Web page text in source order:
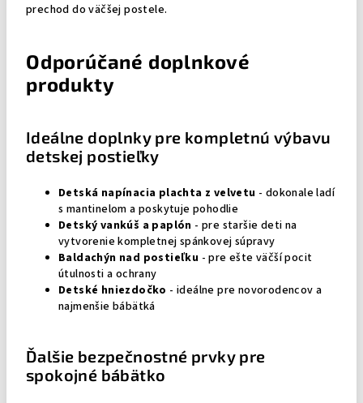
prechod do väčšej postele.
Odporúčané doplnkové
produkty
Ideálne doplnky pre kompletnú výbavu
detskej postieľky
Detská napínacia plachta z velvetu - dokonale ladí
s mantinelom a poskytuje pohodlie
Detský vankúš a paplón - pre staršie deti na
vytvorenie kompletnej spánkovej súpravy
Baldachýn nad postieľku - pre ešte väčší pocit
útulnosti a ochrany
Detské hniezdočko - ideálne pre novorodencov a
najmenšie bábätká
Ďalšie bezpečnostné prvky pre
spokojné bábätko